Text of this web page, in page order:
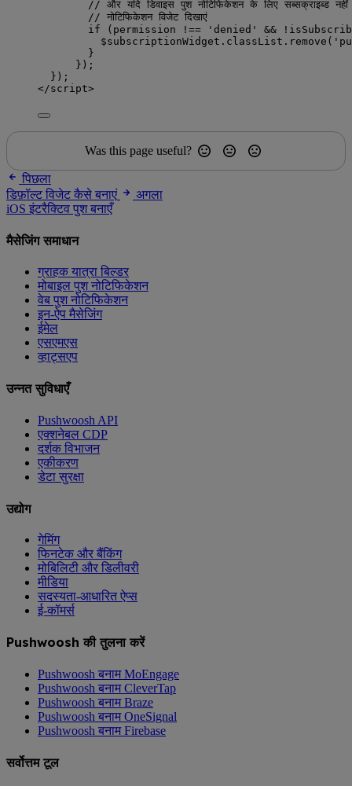
// और यदि डिवाइस पुश नोटिफिकेशन के लिए सब्सक्राइब्ड
// नोटिफिकेशन विजेट दिखाएं
if (permission !== 'denied' &&
}
});
});
</script>
Was this page useful?
पिछला
डिफ़ॉल्ट विजेट कैसे बनाएं
अगला
iOS इंटरैक्टिव पुश बनाएँ
मैसेजिंग समाधान
ग्राहक यात्रा बिल्डर
मोबाइल पुश नोटिफिकेशन
वेब पुश नोटिफिकेशन
इन-ऐप मैसेजिंग
ईमेल
एसएमएस
व्हाट्सएप
उन्नत सुविधाएँ
Pushwoosh API
एक्शनेबल CDP
दर्शक विभाजन
एकीकरण
डेटा सुरक्षा
उद्योग
गेमिंग
फिनटेक और बैंकिंग
मोबिलिटी और डिलीवरी
मीडिया
सदस्यता-आधारित ऐप्स
ई-कॉमर्स
Pushwoosh की तुलना करें
Pushwoosh बनाम MoEngage
Pushwoosh बनाम CleverTap
Pushwoosh बनाम Braze
Pushwoosh बनाम OneSignal
Pushwoosh बनाम Firebase
सर्वोत्तम टूल